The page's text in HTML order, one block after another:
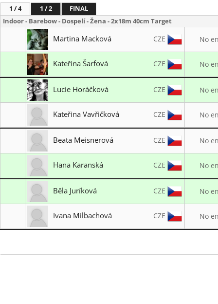
1 / 4 1 / 2
FINAL
Indoor - Barebow - Dospelí - Žena - 2x18m 40cm Target
Martina Macková CZE No
Kateřina Šarfová
LO TJ Jiskra Humpolec
CZE No
Lucie Horáčková CZE No
Kateřina Vavřičková
Bows club "Chimera" Hradec Králové
CZE No
Beata Meisnerová CZE No
Hana Karanská
LK Dominik
CZE No
Běla Juríková CZE No
Ivana Milbachová
LK Brno 05
CZE No